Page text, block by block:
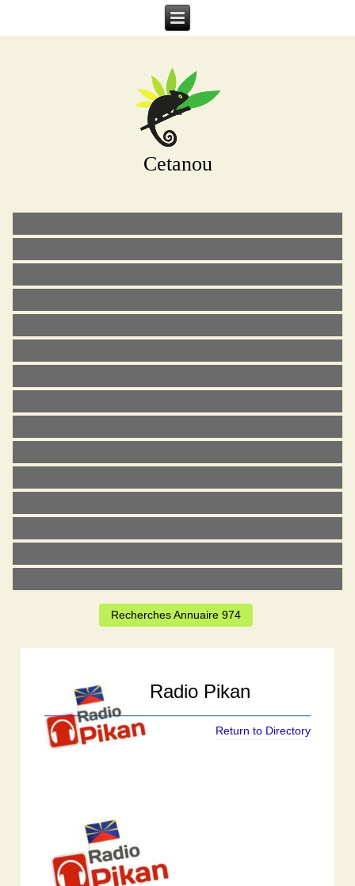
Cetanou
Recherches Annuaire 974
Radio Pikan
Return to Directory